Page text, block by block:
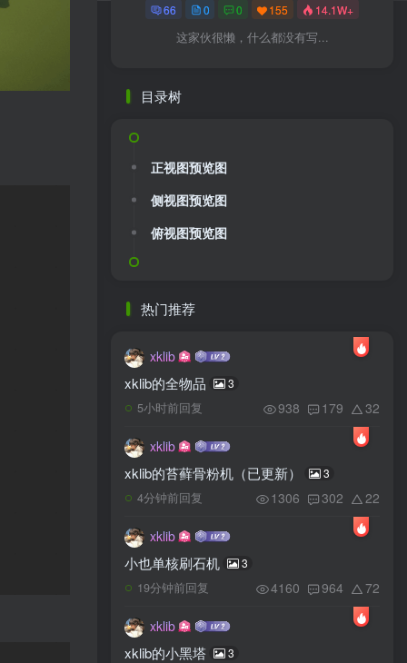
66 0 0 155 14.1W+
这家伙很懒，什么都没有写...
目录树
正视图预览图
侧视图预览图
俯视图预览图
热门推荐
xklib
xklib的全物品 3
5小时前回复 938 179 32
xklib
xklib的苔藓骨粉机（已更新） 3
4分钟前回复 1306 302 22
xklib
小也单核刷石机 3
19分钟前回复 4160 964 72
xklib
xklib的小黑塔 3